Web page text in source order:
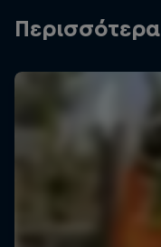
Περισσότερα